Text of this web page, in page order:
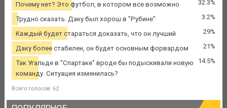
Почему нет? Это футбол, в котором все возможно 32.3%
Трудно сказать. Даку был хорош в "Рубине" 3.2%
Каждый будет стараться доказать, что он лучший 29%
Даку более стабилен, он будет основным форвардом 21%
Так Угальде в "Спартаке" вроде бы подыскивали новую
команду. Ситуация изменилась?
14.5%
Всего голосов: 62